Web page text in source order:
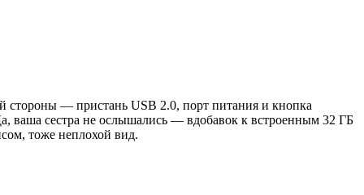
стороны — пристань USB 2.0, порт питания и кнопка
ваша сестра не ослышались — вдобавок к встроенным 32 ГБ
тоже неплохой вид.